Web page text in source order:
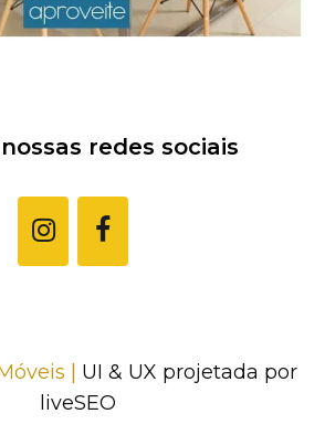
redes sociais
| UI & UX projetada por
liveSEO